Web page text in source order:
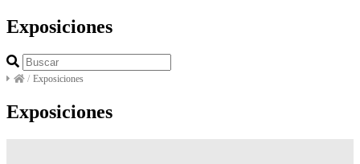
Exposiciones
/ Exposiciones
Exposiciones